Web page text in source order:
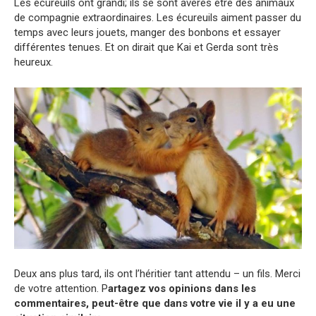
Les écureuils ont grandi; ils se sont avérés être des animaux
de compagnie extraordinaires. Les écureuils aiment passer du
temps avec leurs jouets, manger des bonbons et essayer
différentes tenues. Et on dirait que Kai et Gerda sont très
heureux.
Deux ans plus tard, ils ont l’héritier tant attendu – un fils. Merci
de votre attention. Partagez vos opinions dans les
commentaires, peut-être que dans votre vie il y a eu une